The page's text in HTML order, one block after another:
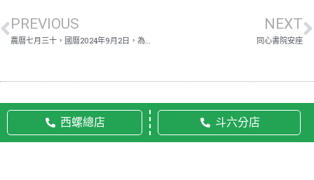
PREVIOUS NEXT
同心書院安座
西螺總店 斗六分店